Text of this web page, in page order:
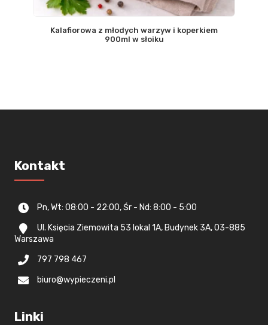
Kalafiorowa z młodych warzyw i koperkiem
900ml w słoiku
Kontakt
Pn, Wt: 08:00 - 22:00, Śr - Nd: 8:00 - 5:00
Ul. Księcia Ziemowita 53 lokal 1A, Budynek 3A, 03-885
Warszawa
797 798 467
biuro@wypieczeni.pl
Linki